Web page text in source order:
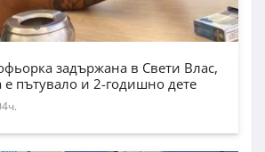
задържана в Свети Влас,
е пътувало и 2-годишно дете